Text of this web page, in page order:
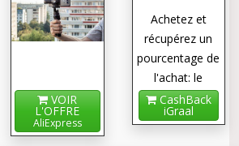
VOIR
L'OFFRE
AliExpress
Achetez et
récupérez un
pourcentage de
l'achat: le
cashback !
CashBack
iGraal